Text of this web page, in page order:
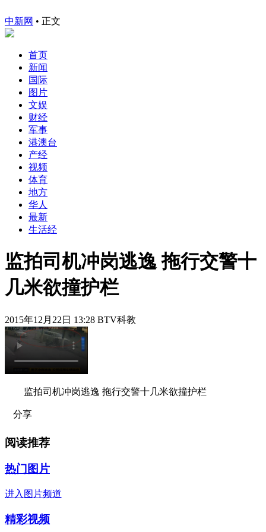
中新网 • 正文
首页
新闻
国际
图片
文娱
财经
军事
港澳台
产经
视频
体育
地方
华人
最新
生活经
监拍司机冲岗逃逸 拖行交警十
几米欲撞护栏
2015年12月22日 13:28 BTV科教
监拍司机冲岗逃逸 拖行交警十几米欲撞护栏
分享
阅读推荐
热门图片
进入图片频道
精彩视频